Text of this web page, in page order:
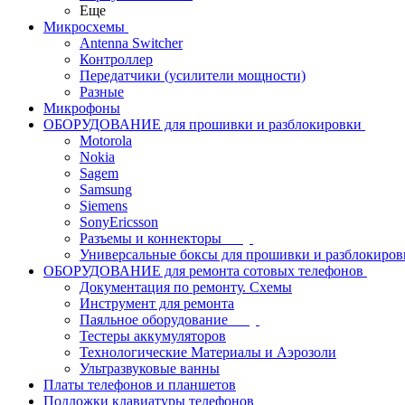
Еще
Микросхемы
Antenna Switcher
Контроллер
Передатчики (усилители мощности)
Разные
Микрофоны
ОБОРУДОВАНИЕ для прошивки и разблокировки
Motorola
Nokia
Sagem
Samsung
Siemens
SonyEricsson
Разъемы и коннекторы
Универсальные боксы для прошивки и
ОБОРУДОВАНИЕ для ремонта сотовых телефонов
Документация по ремонту. Схемы
Инструмент для ремонта
Паяльное оборудование
Тестеры аккумуляторов
Технологические Материалы и Аэрозоли
Ультразвуковые ванны
Платы телефонов и планшетов
Подложки клавиатуры телефонов